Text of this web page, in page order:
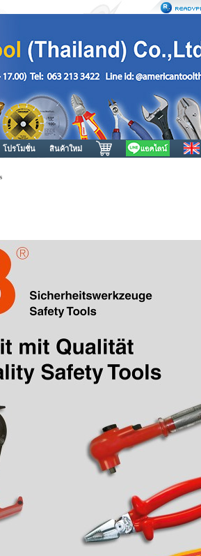
โปรโมชั่น สินค้าใหม่